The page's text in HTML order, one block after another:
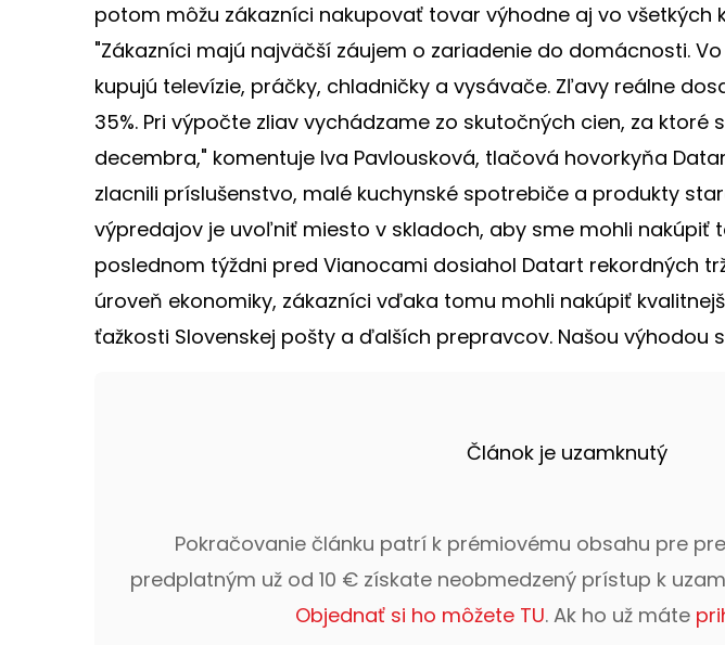
potom môžu zákazníci nakupovať tovar výhodne aj vo všetkých
"Zákazníci majú najväčší záujem o zariadenie do domácnosti.
kupujú televízie, práčky, chladničky a vysávače. Zľavy reálne
35%. Pri výpočte zliav vychádzame zo skutočných cien, za
decembra," komentuje Iva Pavlousková, tlačová hovorkyňa
zlacnili príslušenstvo, malé kuchynské spotrebiče a produkty
výpredajov je uvoľniť miesto v skladoch, aby sme mohli nakúpiť
poslednom týždni pred Vianocami dosiahol Datart rekordných
úroveň ekonomiky, zákazníci vďaka tomu mohli nakúpiť
ťažkosti Slovenskej pošty a ďalších prepravcov. Našou výhodou
Článok je uzamknutý
Pokračovanie článku patrí k prémiovému obsahu pre
predplatným už od 10 € získate neobmedzený prístup k
Objednať si ho môžete TU. Ak ho už máte